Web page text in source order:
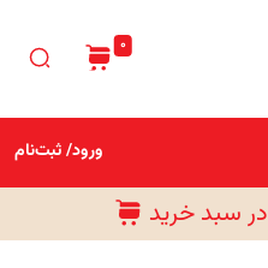
0
ورود/ ثبت‌نام
در سبد خرید